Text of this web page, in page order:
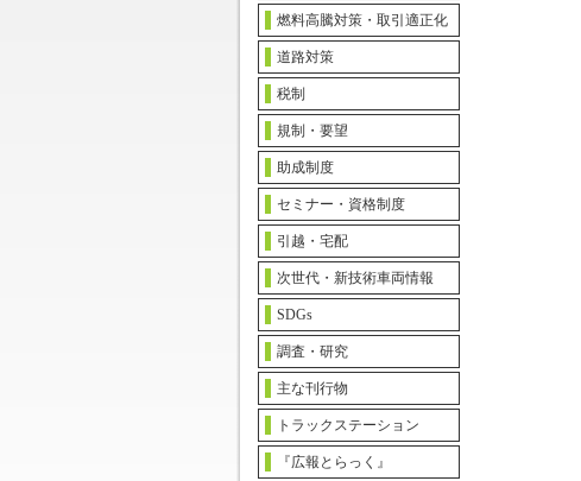
燃料高騰対策・取引適正化
道路対策
税制
規制・要望
助成制度
セミナー・資格制度
引越・宅配
次世代・新技術車両情報
SDGs
調査・研究
主な刊行物
トラックステーション
『広報とらっく』